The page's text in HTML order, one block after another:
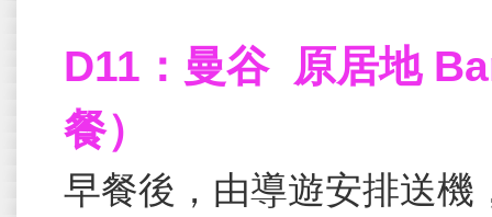
D11：曼谷 原居地
餐）
早餐後，由導遊安排送機